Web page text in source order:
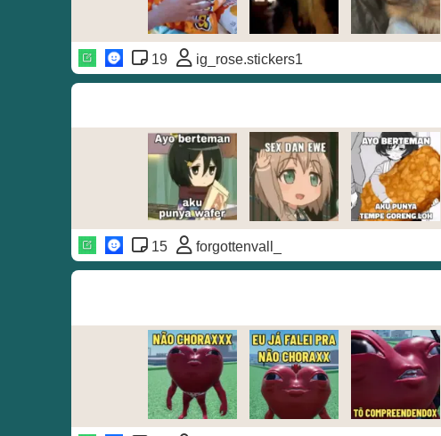
19 ig_rose.stickers1
15 forgottenvall_